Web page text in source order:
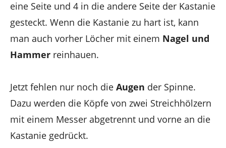
eine Seite und 4 in die andere Seite der Kastanie
gesteckt. Wenn die Kastanie zu hart ist, kann
man auch vorher Löcher mit einem Nagel und
Hammer reinhauen.
Jetzt fehlen nur noch die Augen der Spinne.
Dazu werden die Köpfe von zwei Streichhölzern
mit einem Messer abgetrennt und vorne an die
Kastanie gedrückt.